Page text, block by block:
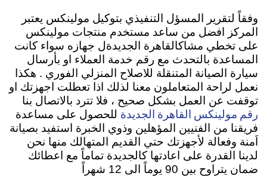
وفقاً لتقرير المسؤل التنفيذي بتوكيل مولينكس يعتبر
المركز افضل من ساعد مستخدم منتجات مولينكس
على تخطي مشاكالقاهرة الجديدةل جهازه سواء كانت
المساعدة بالتحدث مع رقم خدمة العملاء او بأرسال
سيارة الصيانة المتنقلة للاصلاح المنزلي الفوري . هكذا
نعمل لراحة المتعاملون معنا لذلك اذا تعطلت اجهزتك او
توقفت عن العمل بشكل صحيح ، فلا تترد بالاتصال بنا
رقم مولينكس القاهرة الجديدة للحصول على مساعدة
فريقنا من الفنيين المؤهلين وذوي الخبرة استفيد بصيانة
اَمنة وفعالة لأجهزتك حتي القديم المتهالك منها نحن
لدينا القدرة على اعادتها كالجديدة تماماً مع اعطائك
ضمان يتراوح بين 90 يوماً الى 12 شهراً